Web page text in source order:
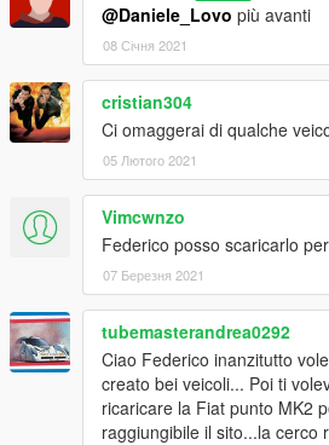
@Daniele_Lovo più avanti
08 Січня 2021
cristian304
Ci omaggerai di qualche
05 Лютого 2021
Vimcwnzo
Federico posso scaricarlo
07 Березня 2021
tubemasterandrea0292
Ciao Federico inanzitutto
creato bei veicoli... Poi ti
ricaricare la Fiat punto MK2
raggiungibile il sito...la cerco